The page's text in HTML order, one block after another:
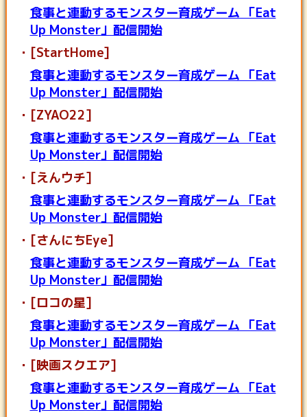
食事と連動するモンスター育成ゲーム 「Eat
Up Monster」配信開始
[StartHome]
食事と連動するモンスター育成ゲーム 「Eat
Up Monster」配信開始
[ZYAO22]
食事と連動するモンスター育成ゲーム 「Eat
Up Monster」配信開始
[えんウチ]
食事と連動するモンスター育成ゲーム 「Eat
Up Monster」配信開始
[さんにちEye]
食事と連動するモンスター育成ゲーム 「Eat
Up Monster」配信開始
[ロコの星]
食事と連動するモンスター育成ゲーム 「Eat
Up Monster」配信開始
[映画スクエア]
食事と連動するモンスター育成ゲーム 「Eat
Up Monster」配信開始